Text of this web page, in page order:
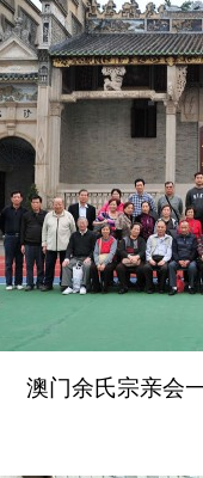
澳门余氏宗亲会